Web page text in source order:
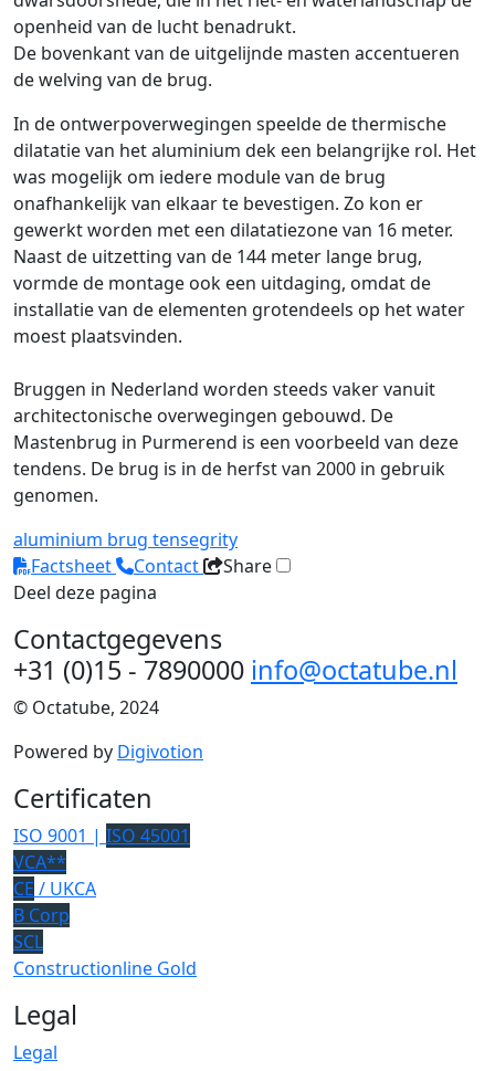
openheid van de lucht benadrukt.
De bovenkant van de uitgelijnde masten accentueren
de welving van de brug.
In de ontwerpoverwegingen speelde de thermische
dilatatie van het aluminium dek een belangrijke rol. Het
was mogelijk om iedere module van de brug
onafhankelijk van elkaar te bevestigen. Zo kon er
gewerkt worden met een dilatatiezone van 16 meter.
Naast de uitzetting van de 144 meter lange brug,
vormde de montage ook een uitdaging, omdat de
installatie van de elementen grotendeels op het water
moest plaatsvinden.
Bruggen in Nederland worden steeds vaker vanuit
architectonische overwegingen gebouwd. De
Mastenbrug in Purmerend is een voorbeeld van deze
tendens. De brug is in de herfst van 2000 in gebruik
genomen.
aluminium brug tensegrity
Factsheet
Contact
Share
Deel deze pagina
Contactgegevens
+31 (0)15 - 7890000 info@octatube.nl
© Octatube, 2024
Powered by Digivotion
Certificaten
ISO 9001 | ISO 45001
VCA**
CE / UKCA
B Corp
SCL
Constructionline Gold
Legal
Legal